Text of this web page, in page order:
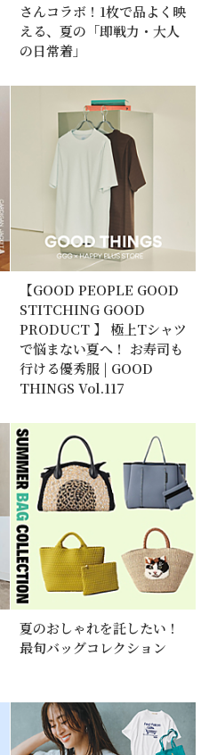
さんコラボ！1枚で品よく映
える、夏の「即戦力・大人
の日常着」
【GOOD PEOPLE GOOD
STITCHING GOOD
PRODUCT 】 極上Tシャツ
で悩まない夏へ！ お寿司も
行ける優秀服 | GOOD
THINGS Vol.117
夏のおしゃれを託したい！
最旬バッグコレクション